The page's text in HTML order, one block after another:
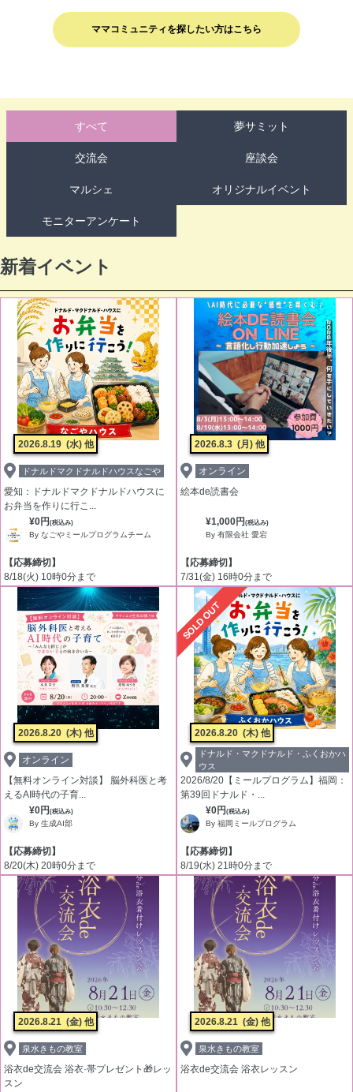
ママコミュニティを探したい方はこちら
すべて 夢サミット
交流会 座談会
マルシェ オリジナルイベント
モニターアンケート
新着イベント
2026.8.19 (水) 他
ドナルドマクドナルドハウスなごや
愛知：ドナルドマクドナルドハウスに
お弁当を作りに行こ...
¥0円 (税込み)
By なごやミールプログラムチーム
【応募締切】
8/18(火) 10時0分まで
2026.8.3 (月) 他
オンライン
絵本de読書会
¥1,000円 (税込み)
By 有限会社 愛宕
【応募締切】
7/31(金) 16時0分まで
2026.8.20 (木) 他
オンライン
【無料オンライン対談】 脳外科医と考
えるAI時代の子育...
¥0円 (税込み)
By 生成AI部
【応募締切】
8/20(木) 20時0分まで
SOLD OUT
2026.8.20 (木) 他
ドナルド・マクドナルド・ふくおかハ
ウス
2026/8/20【ミールプログラム】福岡：
第39回ドナルド・...
¥0円 (税込み)
By 福岡ミールプログラム
【応募締切】
8/19(水) 21時0分まで
2026.8.21 (金) 他
泉水きもの教室
浴衣de交流会 浴衣·帯プレゼント🎁レッ
スン
2026.8.21 (金) 他
泉水きもの教室
浴衣de交流会 浴衣レッスン